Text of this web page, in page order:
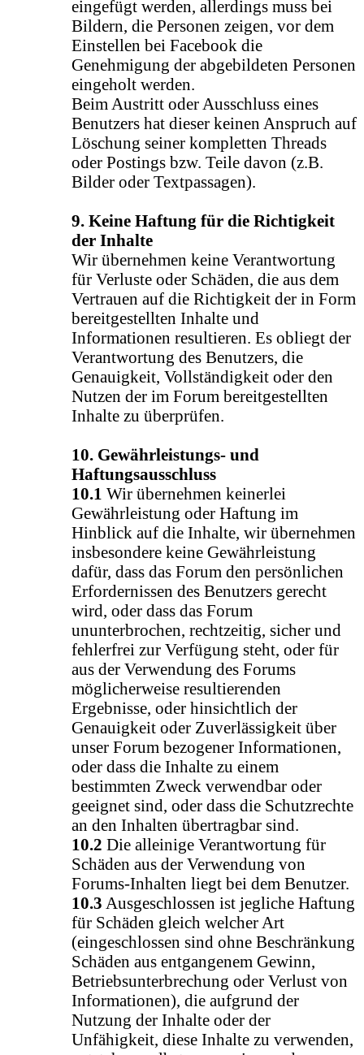
eingefügt werden, allerdings muss bei
Bildern, die Personen zeigen, vor dem
Einstellen bei Facebook die
Genehmigung der abgebildeten Personen
eingeholt werden.
Beim Austritt oder Ausschluss eines
Benutzers hat dieser keinen Anspruch auf
Löschung seiner kompletten Threads
oder Postings bzw. Teile davon (z.B.
Bilder oder Textpassagen).
9. Keine Haftung für die Richtigkeit
der Inhalte
Wir übernehmen keine Verantwortung
für Verluste oder Schäden, die aus dem
Vertrauen auf die Richtigkeit der in Form
bereitgestellten Inhalte und
Informationen resultieren. Es obliegt der
Verantwortung des Benutzers, die
Genauigkeit, Vollständigkeit oder den
Nutzen der im Forum bereitgestellten
Inhalte zu überprüfen.
10. Gewährleistungs- und
Haftungsausschluss
10.1 Wir übernehmen keinerlei
Gewährleistung oder Haftung im
Hinblick auf die Inhalte, wir übernehmen
insbesondere keine Gewährleistung
dafür, dass das Forum den persönlichen
Erfordernissen des Benutzers gerecht
wird, oder dass das Forum
ununterbrochen, rechtzeitig, sicher und
fehlerfrei zur Verfügung steht, oder für
aus der Verwendung des Forums
möglicherweise resultierenden
Ergebnisse, oder hinsichtlich der
Genauigkeit oder Zuverlässigkeit über
unser Forum bezogener Informationen,
oder dass die Inhalte zu einem
bestimmten Zweck verwendbar oder
geeignet sind, oder dass die Schutzrechte
an den Inhalten übertragbar sind.
10.2 Die alleinige Verantwortung für
Schäden aus der Verwendung von
Forums-Inhalten liegt bei dem Benutzer.
10.3 Ausgeschlossen ist jegliche Haftung
für Schäden gleich welcher Art
(eingeschlossen sind ohne Beschränkung
Schäden aus entgangenem Gewinn,
Betriebsunterbrechung oder Verlust von
Informationen), die aufgrund der
Nutzung der Inhalte oder der
Unfähigkeit, diese Inhalte zu verwenden,